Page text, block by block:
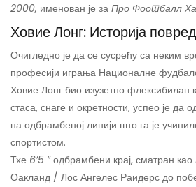
2000, именован је за Про Фоотбалл
Ховие Лонг: Историја
Очигледно је да се сусрећу са неким
професији играња Националне
Ховие Лонг био изузетно флексибилан
стаса, снаге и окретности, успео је да
на одбрамбеној линији што га је
спортистом.
Тхе 6’5 ″одбрамбени крај, сматран као
Оакланд / Лос Ангелес Раидерс до